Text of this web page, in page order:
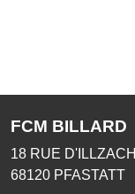
FCM BILLARD
18 RUE D'ILLZACH
68120 PFASTATT